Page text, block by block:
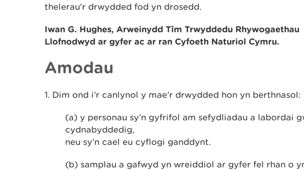
thelerau'r drwydded fod yn drosedd.
Iwan G. Hughes, Arweinydd Tîm Trwyddedu Rhywogaethau
Llofnodwyd ar gyfer ac ar ran Cyfoeth Naturiol Cymru.
Amodau
1. Dim ond i’r canlynol y mae’r drwydded hon yn berthnasol:
(a) y personau sy’n gyfrifol am sefydliadau a labordai
cydnabyddedig,
neu sy’n cael eu cyflogi ganddynt.
(b) samplau a gafwyd yn wreiddiol ar gyfer fel rhan o